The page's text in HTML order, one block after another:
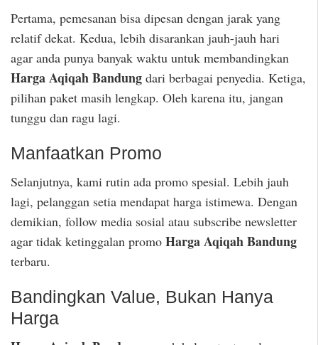
Pertama, pemesanan bisa dipesan dengan jarak yang
relatif dekat. Kedua, lebih disarankan jauh-jauh hari
agar anda punya banyak waktu untuk membandingkan
Harga Aqiqah Bandung dari berbagai penyedia. Ketiga,
pilihan paket masih lengkap. Oleh karena itu, jangan
tunggu dan ragu lagi.
Manfaatkan Promo
Selanjutnya, kami rutin ada promo spesial. Lebih jauh
lagi, pelanggan setia mendapat harga istimewa. Dengan
demikian, follow media sosial atau subscribe newsletter
agar tidak ketinggalan promo Harga Aqiqah Bandung
terbaru.
Bandingkan Value, Bukan Hanya
Harga